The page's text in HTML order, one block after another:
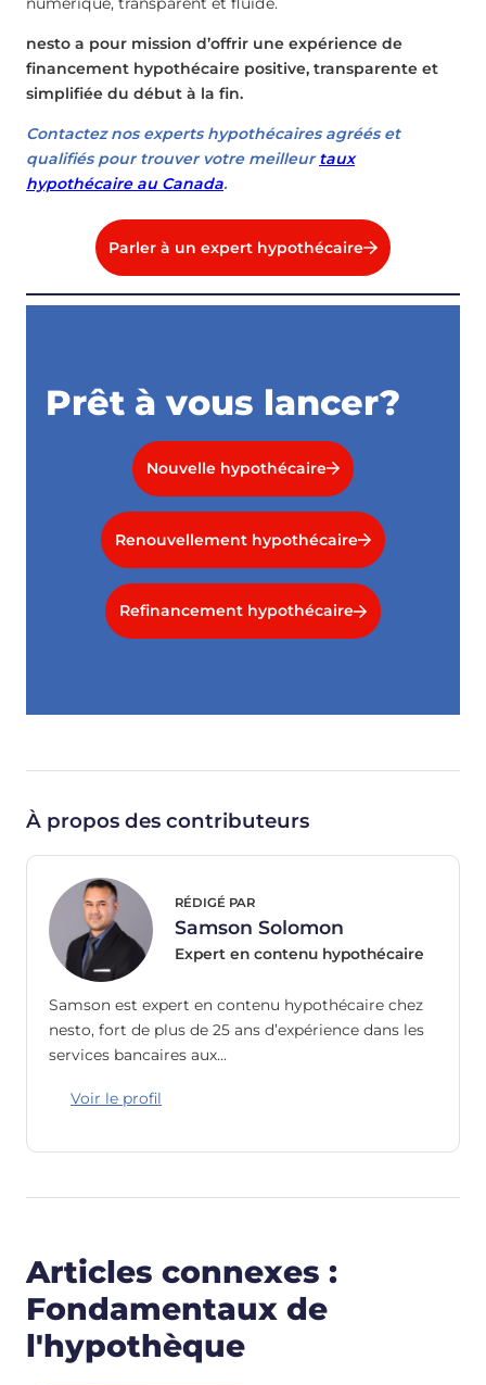
nesto a pour mission d’offrir une expérience de
financement hypothécaire positive, transparente et
simplifiée du début à la fin.
Contactez nos experts hypothécaires agréés et
qualifiés pour trouver votre meilleurtaux
hypothécaire au Canada.
Parler à un expert hypothécaire
Prêt à vous lancer?
Nouvelle hypothécaire
Renouvellement hypothécaire
Refinancement hypothécaire
À propos des contributeurs
RÉDIGÉ PAR
Samson Solomon
Expert en contenu hypothécaire
Samson est expert en contenu hypothécaire chez
nesto, fort de plus de 25 ans d’expérience dans les
services bancaires aux…
Voir le profil
Articles connexes :
Fondamentaux de
l'hypothèque